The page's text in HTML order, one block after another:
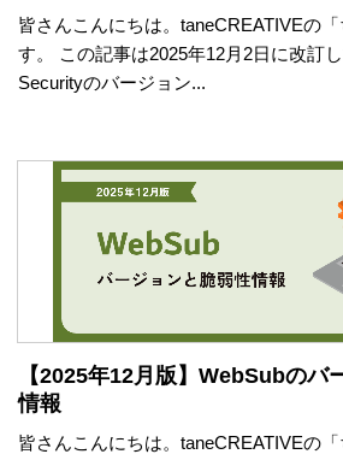
皆さんこんにちは。taneCREATIVEの
す。 この記事は2025年12月2日に改訂
Securityのバージョン...
【2025年12月版】WebSubのバ
情報
皆さんこんにちは。taneCREATIVEの